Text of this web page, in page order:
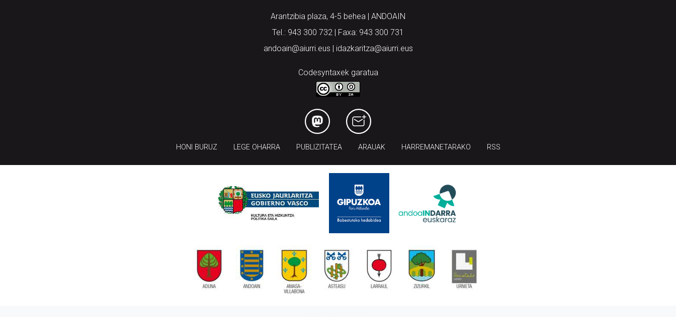
Arantzibia plaza, 4-5 behea | ANDOAIN
Tel.: 943 300 732 | Faxa: 943 300 731
andoain@aiurri.eus | idazkaritza@aiurri.eus
Codesyntaxek garatua
HONI BURUZ LEGE OHARRA PUBLIZITATEA ARAUAK HARREMANETARAKO RSS